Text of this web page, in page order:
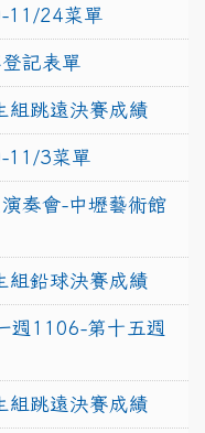
11/24菜單
記表單
組跳遠決賽成績
11/3菜單
奏會-中壢藝術館
組鉛球決賽成績
週1106-第十五週
組跳遠決賽成績